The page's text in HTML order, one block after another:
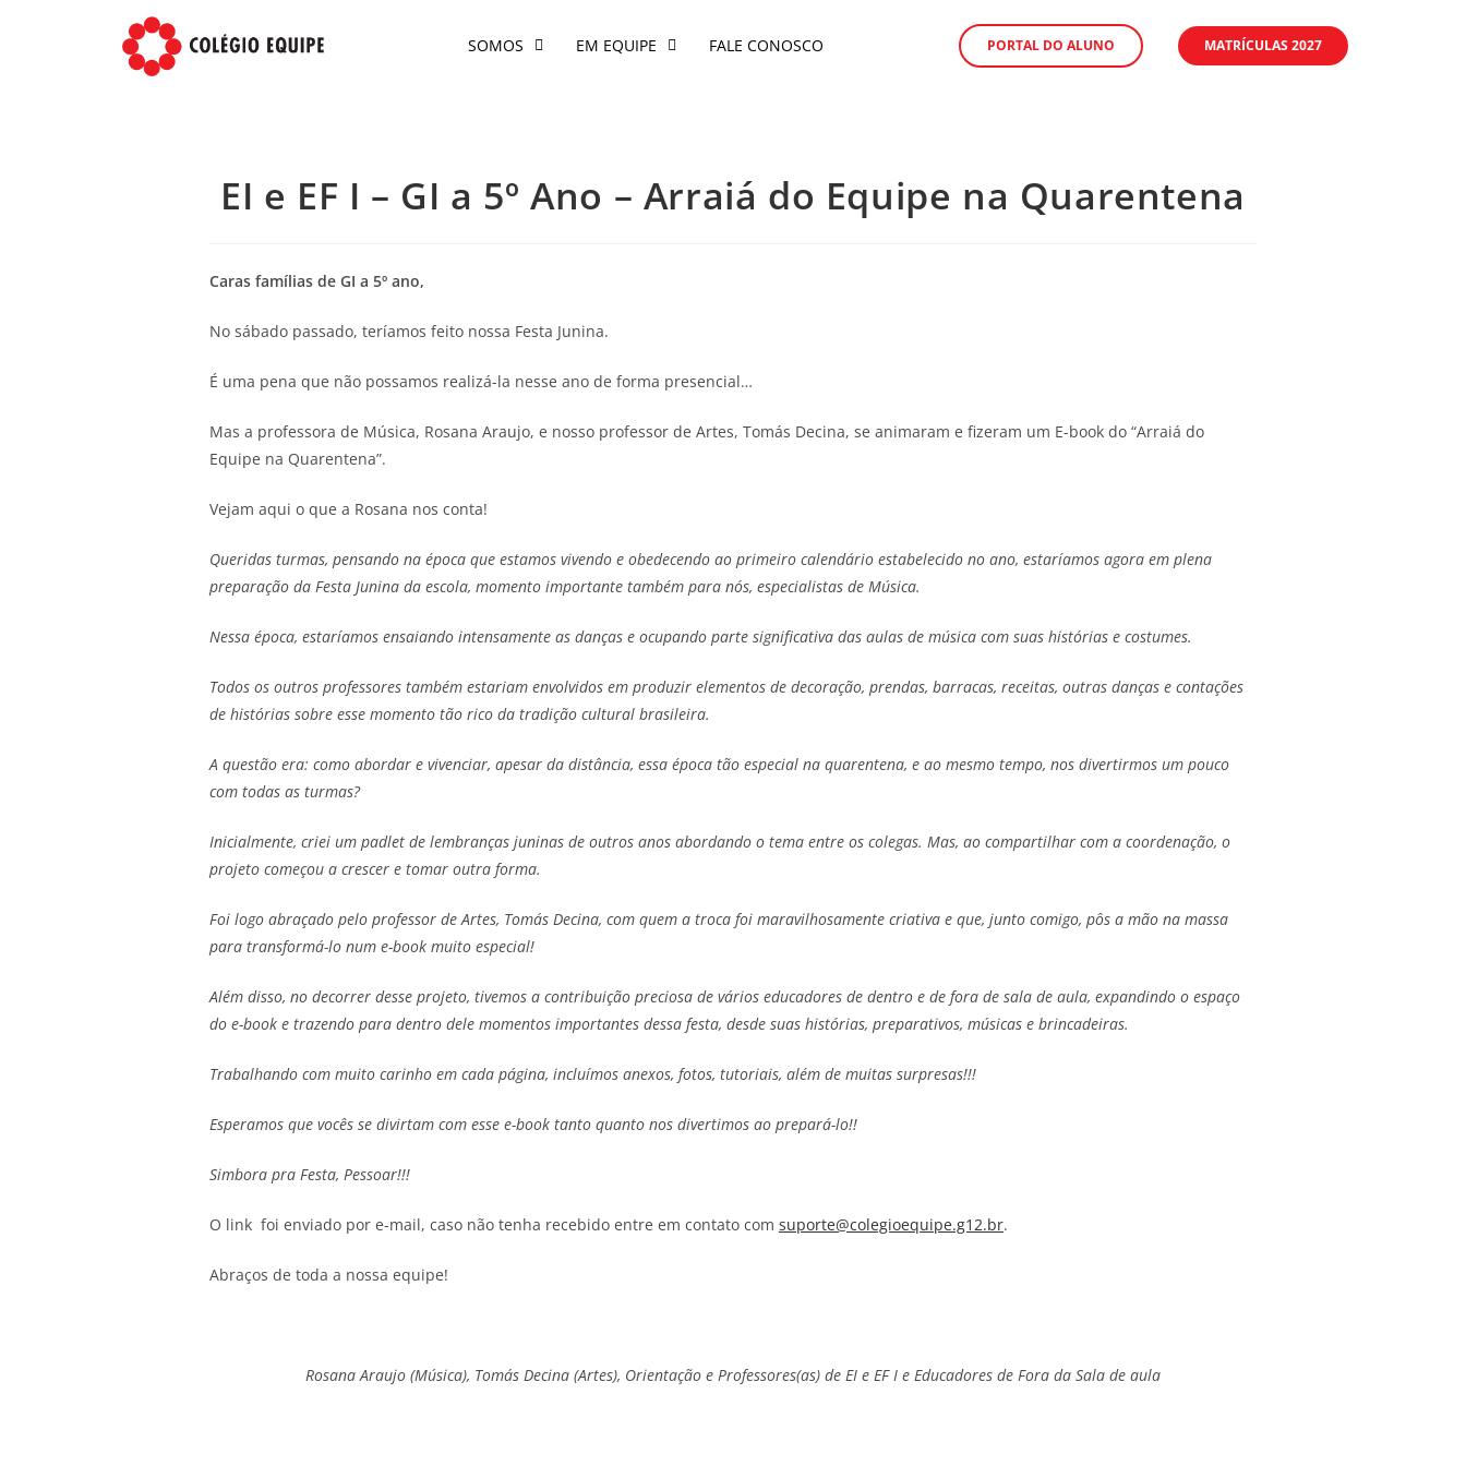
SOMOS EM EQUIPE FALE CONOSCO PORTAL DO ALUNO MATRÍCULAS 2027
EI e EF I – GI a 5º Ano – Arraiá do Equipe na Quarentena
Caras famílias de GI a 5º ano,
No sábado passado, teríamos feito nossa Festa Junina.
É uma pena que não possamos realizá-la nesse ano de forma presencial…
Mas a professora de Música, Rosana Araujo, e nosso professor de Artes, Tomás Decina, se animaram e fizeram um E-book do “Arraiá do
Equipe na Quarentena”.
Vejam aqui o que a Rosana nos conta!
Queridas turmas, pensando na época que estamos vivendo e obedecendo ao primeiro calendário estabelecido no ano, estaríamos agora em plena
preparação da Festa Junina da escola, momento importante também para nós, especialistas de Música.
Nessa época, estaríamos ensaiando intensamente as danças e ocupando parte significativa das aulas de música com suas histórias e costumes.
Todos os outros professores também estariam envolvidos em produzir elementos de decoração, prendas, barracas, receitas, outras danças e contações
de histórias sobre esse momento tão rico da tradição cultural brasileira.
A questão era: como abordar e vivenciar, apesar da distância, essa época tão especial na quarentena, e ao mesmo tempo, nos divertirmos um pouco
com todas as turmas?
Inicialmente, criei um padlet de lembranças juninas de outros anos abordando o tema entre os colegas. Mas, ao compartilhar com a coordenação, o
projeto começou a crescer e tomar outra forma.
Foi logo abraçado pelo professor de Artes, Tomás Decina, com quem a troca foi maravilhosamente criativa e que, junto comigo, pôs a mão na massa
para transformá-lo num e-book muito especial!
Além disso, no decorrer desse projeto, tivemos a contribuição preciosa de vários educadores de dentro e de fora de sala de aula, expandindo o espaço
do e-book e trazendo para dentro dele momentos importantes dessa festa, desde suas histórias, preparativos, músicas e brincadeiras.
Trabalhando com muito carinho em cada página, incluímos anexos, fotos, tutoriais, além de muitas surpresas!!!
Esperamos que vocês se divirtam com esse e-book tanto quanto nos divertimos ao prepará-lo!!
Simbora pra Festa, Pessoar!!!
O link foi enviado por e-mail, caso não tenha recebido entre em contato com suporte@colegioequipe.g12.br.
Abraços de toda a nossa equipe!
Rosana Araujo (Música), Tomás Decina (Artes), Orientação e Professores(as) de EI e EF I e Educadores de Fora da Sala de aula